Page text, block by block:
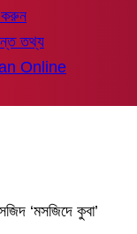
তথ্য
Online
‘মসজিদে কুবা’